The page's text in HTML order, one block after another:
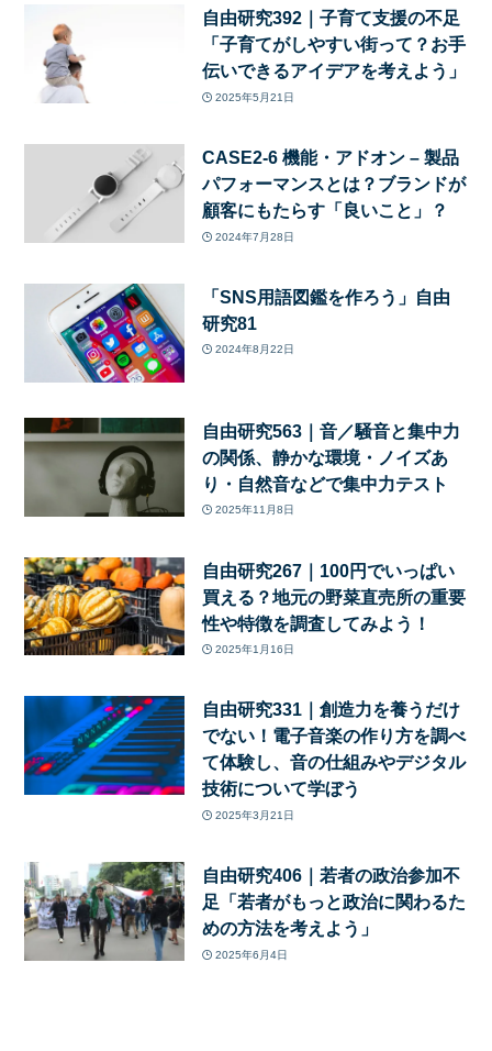
自由研究392｜子育て支援の不足
「子育てがしやすい街って？お手
伝いできるアイデアを考えよう」
2025年5月21日
CASE2-6 機能・アドオン – 製品
パフォーマンスとは？ブランドが
顧客にもたらす「良いこと」？
2024年7月28日
「SNS用語図鑑を作ろう」自由
研究81
2024年8月22日
自由研究563｜音／騒音と集中力
の関係、静かな環境・ノイズあ
り・自然音などで集中力テスト
2025年11月8日
自由研究267｜100円でいっぱい
買える？地元の野菜直売所の重要
性や特徴を調査してみよう！
2025年1月16日
自由研究331｜創造力を養うだけ
でない！電子音楽の作り方を調べ
て体験し、音の仕組みやデジタル
技術について学ぼう
2025年3月21日
自由研究406｜若者の政治参加不
足「若者がもっと政治に関わるた
めの方法を考えよう」
2025年6月4日